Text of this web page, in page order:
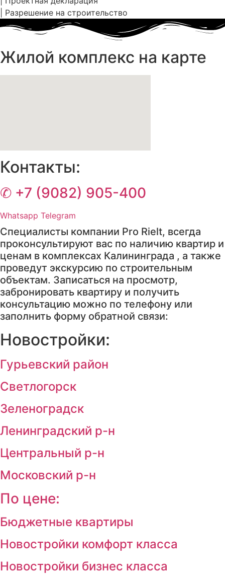
| Разрешение на строительство
Жилой комплекс на карте
Контакты:
✆ +7 (9082) 905-400
Whatsapp Telegram
Специалисты компании Pro Rielt, всегда
проконсультируют вас по наличию квартир и
ценам в комплексах Калининграда , а также
проведут экскурсию по строительным
объектам. Записаться на просмотр,
забронировать квартиру и получить
консультацию можно по телефону или
заполнить форму обратной связи:
Новостройки:
Гурьевский район
Светлогорск
Зеленоградск
Ленинградский р-н
Центральный р-н
Московский р-н
По цене:
Бюджетные квартиры
Новостройки комфорт класса
Новостройки бизнес класса